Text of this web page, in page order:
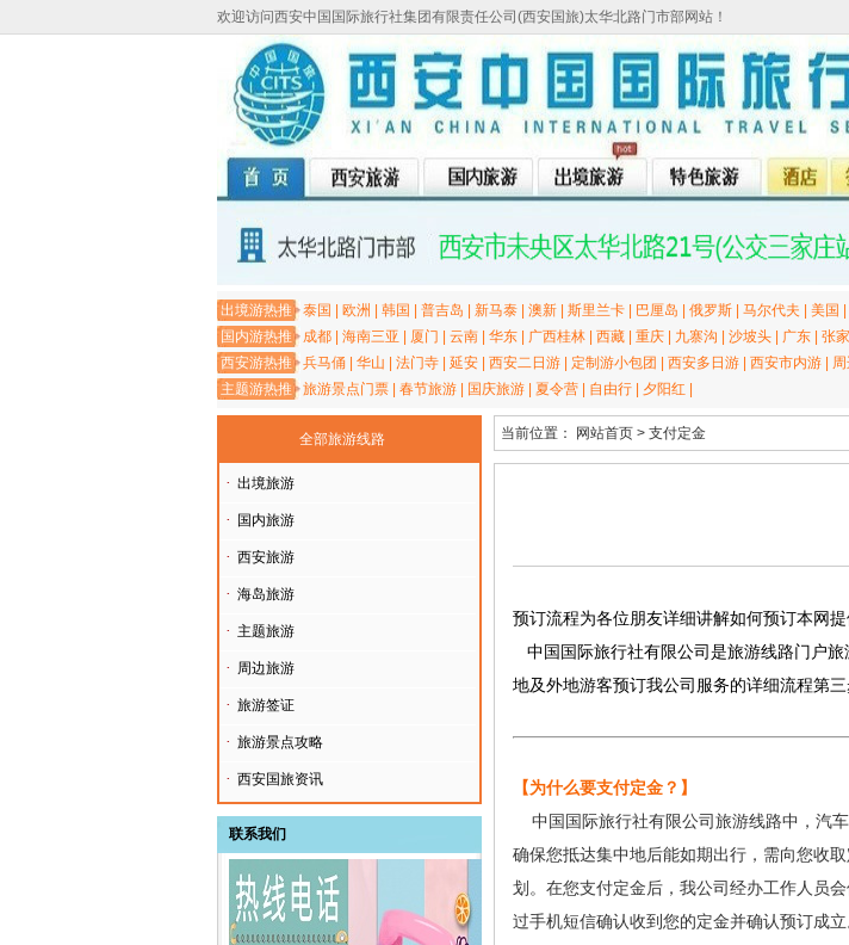
欢迎访问西安中国国际旅行社集团有限责任公司(西安国旅)太华北路门市部网站！
出境游热推泰国 欧洲 韩国 普吉岛 新马泰 澳新 斯里兰卡 巴厘岛 俄罗斯 马尔代夫 美国
国内游热推 成都 海南三亚 厦门 云南 华东 广西桂林 西藏 重庆 九寨沟 沙坡头 广东 张
西安游热推兵马俑 华山 法门寺 延安 西安二日游 定制游小包团 西安多日游 西安市内游
主题游热推旅游景点门票 春节旅游 国庆旅游 夏令营 自由行 夕阳红
全部旅游线路
· 出境旅游
· 国内旅游
· 西安旅游
· 海岛旅游
· 主题旅游
· 周边旅游
· 旅游签证
· 旅游景点攻略
· 西安国旅资讯
联系我们
当前位置： 网站首页 > 支付定金
预订流程为各位朋友详细讲解如何预订本网
中国国际旅行社有限公司是旅游线路门户
地及外地游客预订我公司服务的详细流程第三
【为什么要支付定金？】
中国国际旅行社有限公司旅游线路中，汽
确保您抵达集中地后能如期出行，需向您收
划。在您支付定金后，我公司经办工作人员
过手机短信确认收到您的定金并确认预订成立